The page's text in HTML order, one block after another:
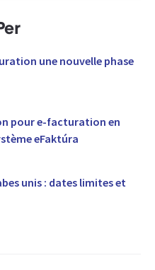
une nouvelle phase
pour e-facturation en
eFaktúra
unis : dates limites et